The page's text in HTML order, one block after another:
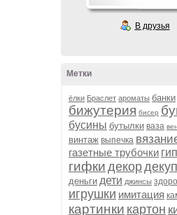
В друзья
Метки
ёлки Браслет ароматы банки
бижутерия бисер
бусины бутылки ваза
винтаж выпечка
газетные трубочки
гифки декор
деньги дети джинсы
игрушки имитация
картинки картон